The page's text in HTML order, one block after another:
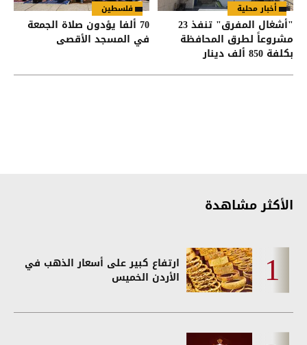
أخبار محلية
"أشغال المفرق" تنفذ 23
مشروعاً لطرق المحافظة
بكلفة 850 ألف دينار
فلسطين
70 ألفا يؤدون صلاة الجمعة
في المسجد الأقصى
الأكثر مشاهدة
ارتفاع كبير على أسعار الذهب في
الأردن الخميس